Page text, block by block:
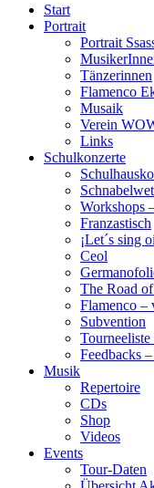
Start
Portrait
Portrait
Tänzerinnen
Flamenco
Musaik
Verein
Links
Schulkonzerte
Workshops
Franzastisch
¡Let´s sing
Ceol
The Road
Flamenco –
Subvention
Feedbacks –
Musik
Repertoire
CDs
Shop
Videos
Events
Tour-Daten